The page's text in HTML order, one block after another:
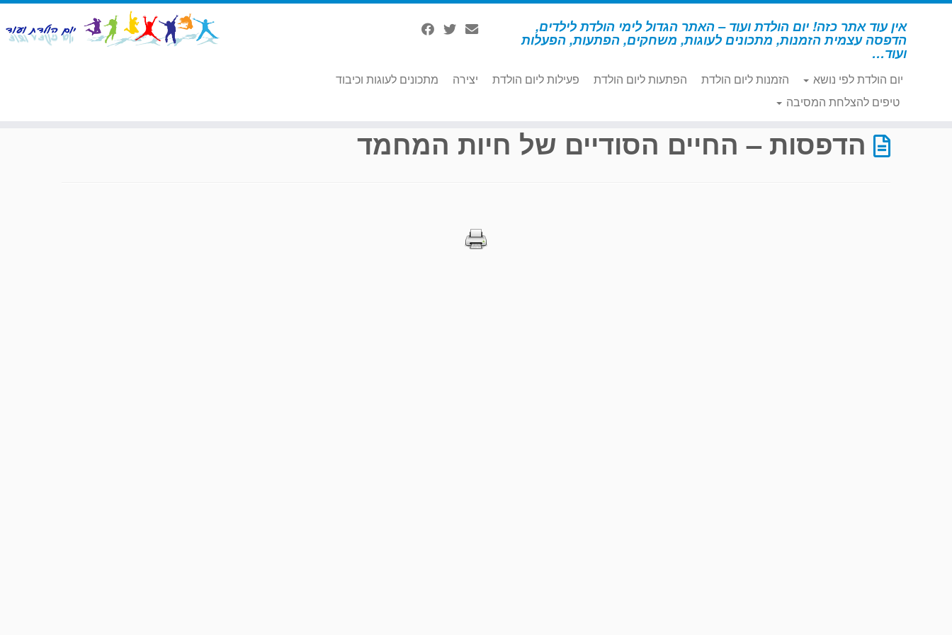
דלג
אין עוד אתר כזה! יום הולדת ועוד – האתר הגדול לימי הולדת לילדים,
הדפסה עצמית הזמנות, מתכונים לעוגות, משחקים, הפתעות, הפעלות
ועוד…
יום הולדת לפי נושא הזמנות ליום הולדת הפתעות ליום הולדת פעילות ליום הולדת יצירה
מתכונים לעוגות וכיבוד
טיפים להצלחת המסיבה
דף הבית » הדפסות – החיים הסודיים של חיות המחמד
הדפסות – החיים הסודיים של חיות המחמד